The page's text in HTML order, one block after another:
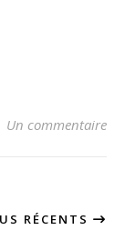
Un commentaire
RÉCENTS